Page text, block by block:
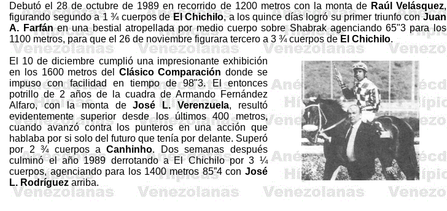
Debutó el 28 de octubre de 1989 en recorrido de 1200 metros con la monta de Raúl Velásquez,
figurando segundo a 1 ¾ cuerpos deEl Chichilo, a los quince días logró su primer triunfo conJuan
A. Farfánen una bestial atropellada por medio cuerpo sobre Shabrak agenciando 65"3 para los
1100 metros, para que el 26 de noviembre figurara tercero a 3 ¾ cuerpos deEl Chichilo.
El 10 de diciembre cumplió una impresionante exhibición
en los 1600 metros del Clásico Comparación donde se
impuso con facilidad en tiempo de 98"3. El entonces
potrillo de 2 años de la cuadra de Armando Fernández
Alfaro, con la monta deJosé L.Verenzuela, resultó
evidentemente superior desde los últimos400 metros,
cuando avanzó contra los punteros en una acción que
hablaba por si solo del futuro que tenía por delante. Superó
por 2 ¾ cuerpos aCanhinho. Dos semanas después
culminó el año 1989 derrotando a El Chichilo por 3 ¼
cuerpos, agenciando para los 1400 metros85”4 con José
L. Rodríguezarriba.